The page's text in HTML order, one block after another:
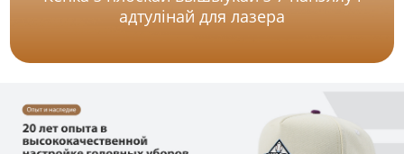
адтулінай для лазера